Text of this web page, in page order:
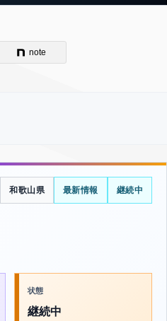
note
和歌山県 最新情報 継続中
状態
継続中